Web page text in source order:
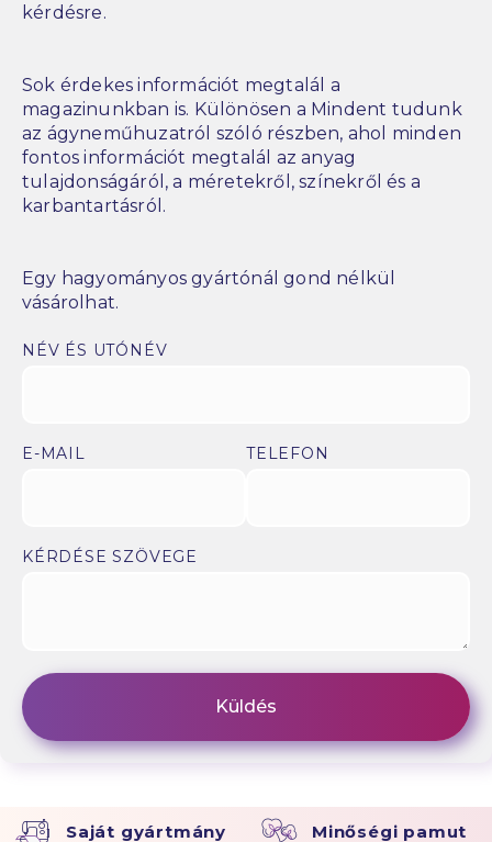
kérdésre.
Sok érdekes információt megtalál a
magazinunkban is. Különösen a Mindent tudunk
az ágyneműhuzatról szóló részben, ahol minden
fontos információt megtalál az anyag
tulajdonságáról, a méretekről, színekről és a
karbantartásról.
Egy hagyományos gyártónál gond nélkül
vásárolhat.
NÉV ÉS UTÓNÉV
E-MAIL TELEFON
KÉRDÉSE SZÖVEGE
Saját gyártmány Minőségi pamut